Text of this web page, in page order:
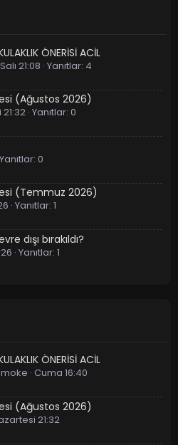
ÖNERİSİ ACİL
Salı 21:08 Yanıtlar: 4
(Ağustos 2026)
Yanıtlar: 0
Yanıtlar: 0
(Temmuz 2026)
Yanıtlar: 1
dışı bırakıldı?
Yanıtlar: 1
ÖNERİSİ ACİL
Cuma 16:40
(Ağustos 2026)
21:32